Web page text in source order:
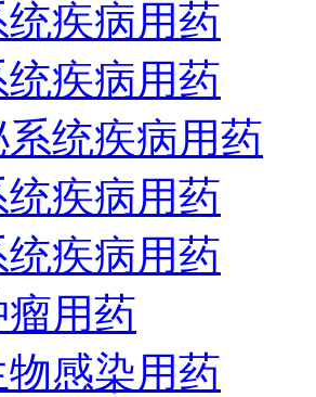
疾病用药
疾病用药
系统疾病用药
疾病用药
疾病用药
用药
感染用药